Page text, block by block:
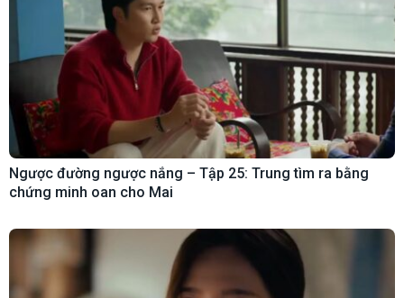
Ngược đường ngược nắng – Tập 25: Trung tìm ra bằng
chứng minh oan cho Mai